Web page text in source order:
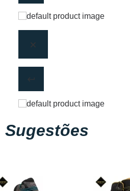
Sugestões